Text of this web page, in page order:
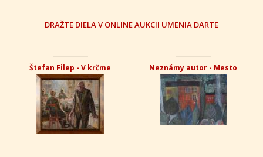
DRAŽTE DIELA V ONLINE AUKCII UMENIA DARTE
Štefan Filep - V krčme Neznámy autor - Mesto